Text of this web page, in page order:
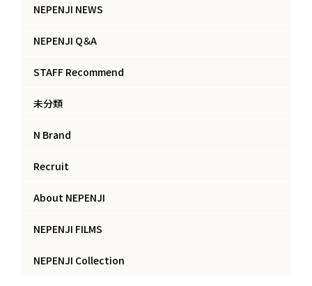
NEPENJI NEWS
NEPENJI Q＆A
STAFF Recommend
未分類
N Brand
Recruit
About NEPENJI
NEPENJI FILMS
NEPENJI Collection